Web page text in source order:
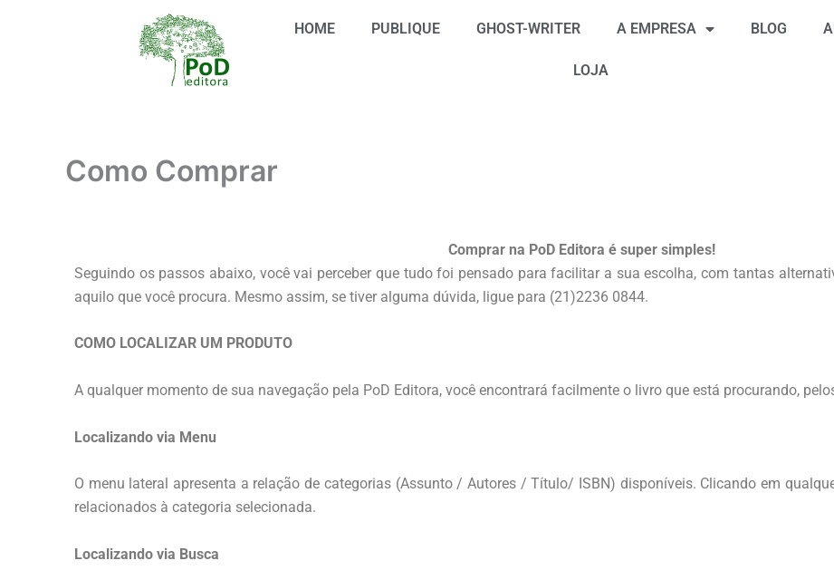
HOME PUBLIQUE GHOST-WRITER A EMPRESA BLOG
LOJA
Como Comprar
Comprar na PoD Editora é super simples!
Seguindo os passos abaixo, você vai perceber que tudo foi pensado para facilitar a sua escolha, com tantas
aquilo que você procura. Mesmo assim, se tiver alguma dúvida, ligue para (21)2236 0844.
COMO LOCALIZAR UM PRODUTO
A qualquer momento de sua navegação pela PoD Editora, você encontrará facilmente o livro que está procurando,
Localizando via Menu
O menu lateral apresenta a relação de categorias (Assunto / Autores / Título/ ISBN) disponíveis. Clicando em
relacionados à categoria selecionada.
Localizando via Busca